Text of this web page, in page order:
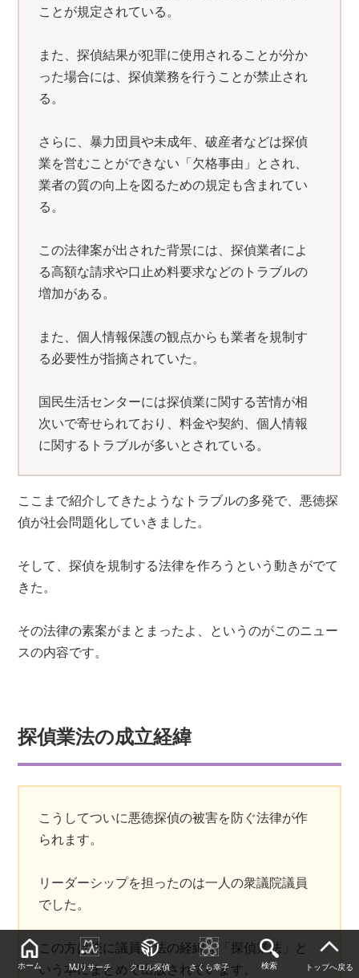
ことが規定されている。
また、探偵結果が犯罪に使用されることが分か
った場合には、探偵業務を行うことが禁止され
る。
さらに、暴力団員や未成年、破産者などは探偵
業を営むことができない「欠格事由」とされ、
業者の質の向上を図るための規定も含まれてい
る。
この法律案が出された背景には、探偵業者によ
る高額な請求や口止め料要求などのトラブルの
増加がある。
また、個人情報保護の観点からも業者を規制す
る必要性が指摘されていた。
国民生活センターには探偵業に関する苦情が相
次いで寄せられており、料金や契約、個人情報
に関するトラブルが多いとされている。
ここまで紹介してきたようなトラブルの多発で、悪徳探
偵が社会問題化していきました。
そして、探偵を規制する法律を作ろうという動きがでて
きた。
その法律の素案がまとまったよ、というのがこのニュー
スの内容です。
探偵業法の成立経緯
こうしてついに悪徳探偵の被害を防ぐ法律が作
られます。
リーダーシップを担ったのは一人の衆議院議員
でした。
この方は後に議員立法の経緯を「探偵業法」と
いう本にまとめて出版されています。
ホーム MJリサーチ クロル探偵 さくら幸子 検索 トップへ戻る